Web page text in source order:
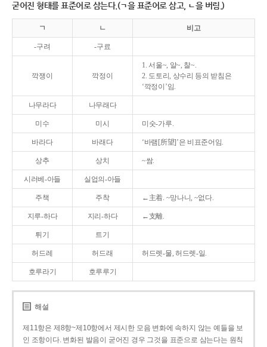
굳어진 형태를 표준어로 삼는다.(ㄱ을 표준어로 삼고, ㄴ을 버림.)
ㄱ ㄴ 비고
-구려 -구료
깍쟁이 깍정이
1. 서울~, 알~, 찰~.
2. 도토리, 상수리 등의 받침은
‘깍정이’임.
나무라다 나무래다
미수 미시 미숫-가루.
바라다 바래다 ‘바램[所望]’은 비표준어임.
상추 상치 ~쌈.
시러베-아들 실업의-아들
주책 주착 ←主着. ~망나니, ~없다.
지루-하다 지리-하다 ←支離.
튀기 트기
허드레 허드래 허드렛-물, 허드렛-일.
호루라기 호루루기
해설
제11항은 제8항~제10항에서 제시한 모음 변화에 속하지 않는 예들을 보
인 조항이다. 변화된 발음이 굳어진 경우 그것을 표준으로 삼는다는 원칙